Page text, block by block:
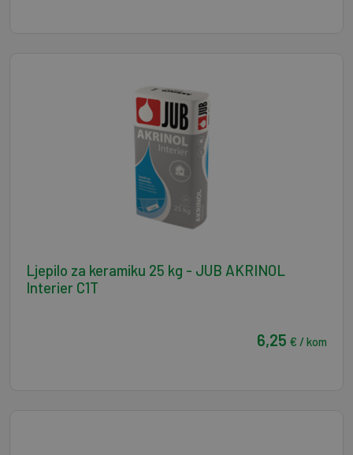
Ljepilo za keramiku 25 kg - JUB AKRINOL
Interier C1T
6,25 € / kom